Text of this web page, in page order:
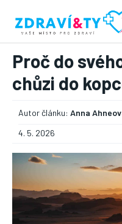
―
Proč do
chůzi do
Autor článku: Anna
4. 5. 2026